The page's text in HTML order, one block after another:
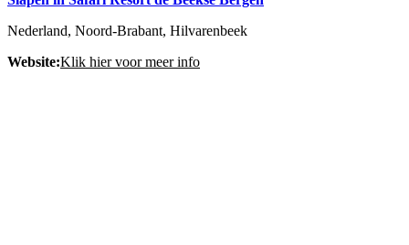
Nederland, Noord-Brabant, Hilvarenbeek
Website:Klik hier voor meer info